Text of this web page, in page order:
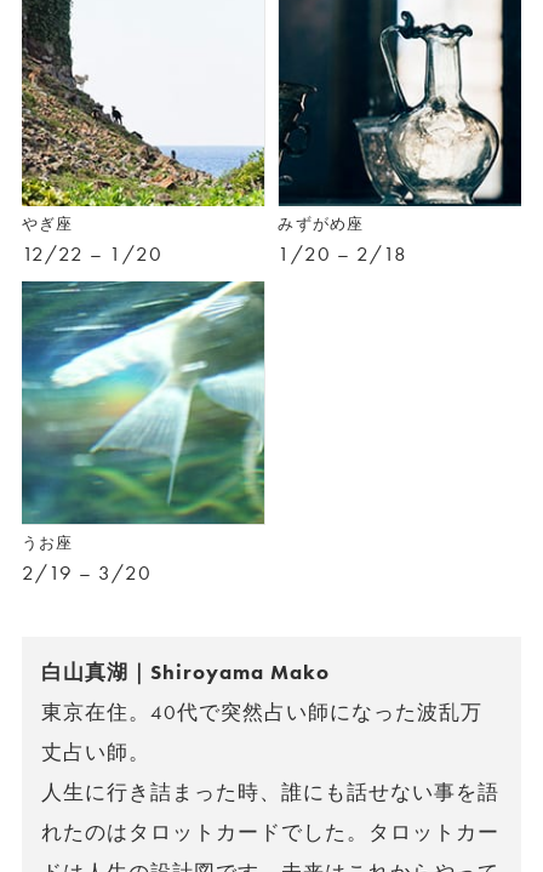
やぎ座
12/22 – 1/20
みずがめ座
1/20 – 2/18
うお座
2/19 – 3/20
白山真湖｜Shiroyama Mako
東京在住。40代で突然占い師になった波乱万
丈占い師。
人生に行き詰まった時、誰にも話せない事を語
れたのはタロットカードでした。タロットカー